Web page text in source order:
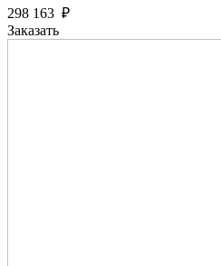
298 163 ₽
Заказать